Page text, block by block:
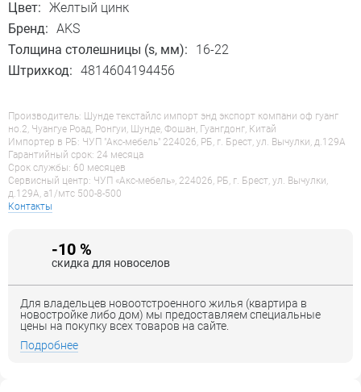
Цвет: Желтый цинк
Бренд: AKS
Толщина столешницы (s, мм):
16-22
Штрихкод: 4814604194456
Производитель: Шунде текстайлс импорт энд экспорт компани оф гуанг
но.2, Чуангуе Роад, Ронгуи, Шунде, Фошан, Гуангдонг, Китай
Импортер в РБ: ЧУП "Акс-мебель" 224026, РБ, г. Брест, ул. Вычулки, д.129А
Гарантийный срок: 24 месяца
Срок службы: 60 месяцев
Сервисный центр: ЧУП «Акс-мебель», 224026, РБ, г. Брест, ул. Вычулки,
д.129А, a1/мтс 500-8-500
Контакты
-10 %
скидка для новоселов
Для владельцев новоотстроенного жилья (квартира в
новостройке либо дом) мы предоставляем специальные
цены на покупку всех товаров на сайте.
Подробнее